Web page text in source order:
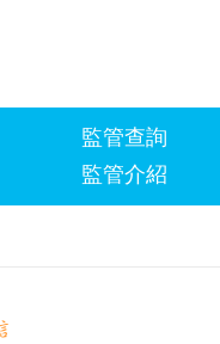
監管查詢
監管介紹